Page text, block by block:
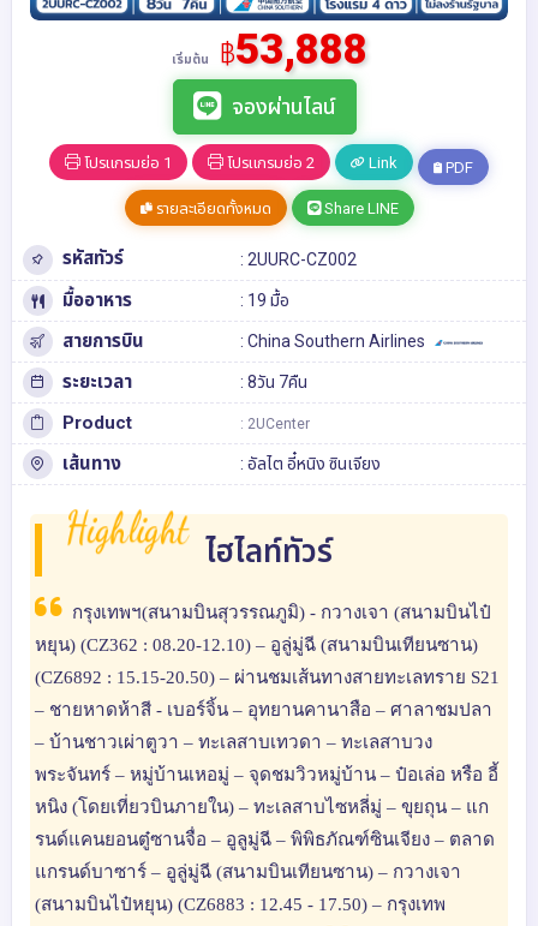
เริ่มต้น ฿53,888
จองผ่านไลน์
โปรแกรมย่อ 1 โปรแกรมย่อ 2 Link PDF
รายละเอียดทั้งหมด Share LINE
รหัสทัวร์ : 2UURC-CZ002
มื้ออาหาร : 19 มื้อ
สายการบิน : China Southern Airlines
ระยะเวลา : 8วัน 7คืน
Product : 2UCenter
เส้นทาง : อัลไต อี๋หนิง ซินเจียง
Highlight ไฮไลท์ทัวร์
กรุงเทพฯ(สนามบินสุวรรณภูมิ) - กวางเจา (สนามบินไป๋
หยุน) (CZ362 : 08.20-12.10) – อูลู่มู่ฉี (สนามบินเทียนซาน)
(CZ6892 : 15.15-20.50) – ผ่านชมเส้นทางสายทะเลทราย S21
– ชายหาดห้าสี - เบอร์จิ้น – อุทยานคานาสือ – ศาลาชมปลา
– บ้านชาวเผ่าตูวา – ทะเลสาบเทวดา – ทะเลสาบวง
พระจันทร์ – หมู่บ้านเหอมู่ – จุดชมวิวหมู่บ้าน – ป๋อเล่อ หรือ อี้
หนิง (โดยเที่ยวบินภายใน) – ทะเลสาบไซหลี่มู่ – ขุยถุน – แก
รนด์แคนยอนตู๋ซานจื่อ – อูลูมู่ฉี – พิพิธภัณฑ์ซินเจียง – ตลาด
แกรนด์บาซาร์ – อูลู่มู่ฉี (สนามบินเทียนซาน) – กวางเจา
(สนามบินไป๋หยุน) (CZ6883 : 12.45 - 17.50) – กรุงเทพ